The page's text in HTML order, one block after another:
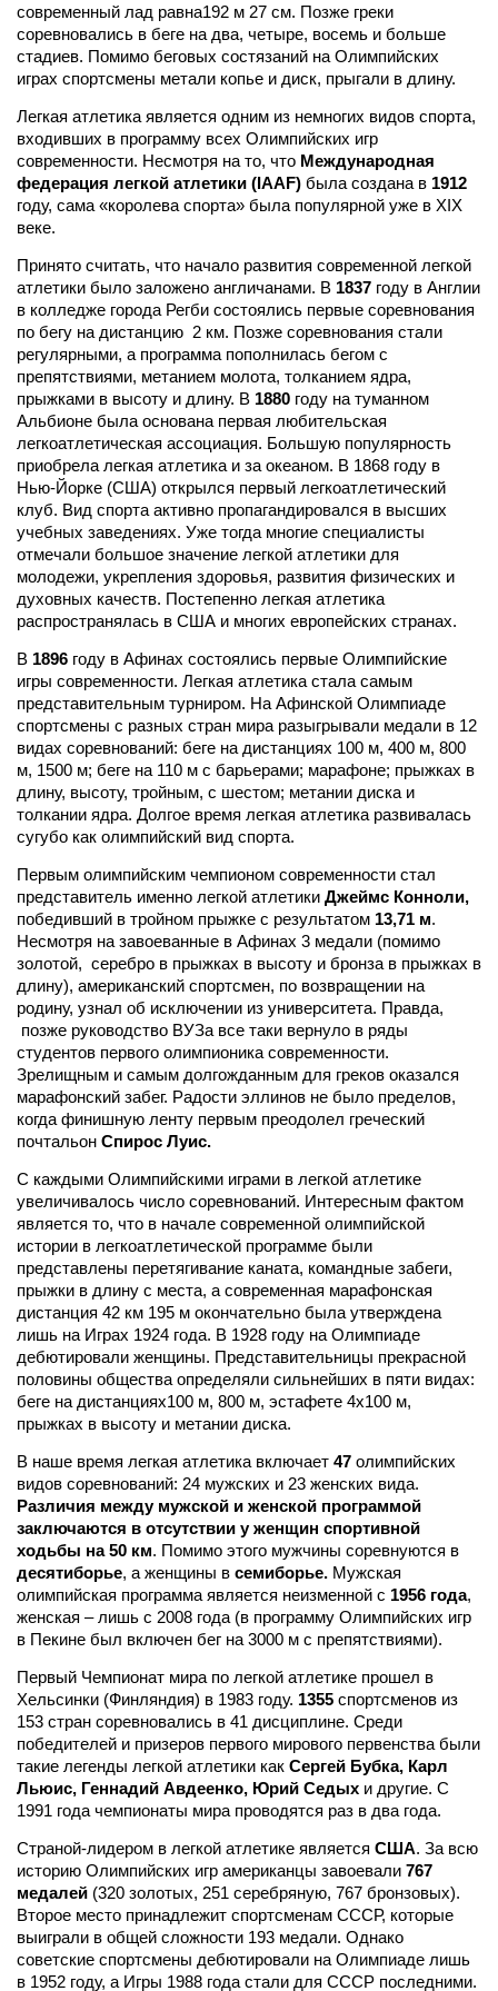
современный лад равна192 м 27 см. Позже греки
соревновались в беге на два, четыре, восемь и больше
стадиев. Помимо беговых состязаний на Олимпийских
играх спортсмены метали копье и диск, прыгали в длину.
Легкая атлетика является одним из немногих видов спорта,
входивших в программу всех Олимпийских игр
современности. Несмотря на то, что Международная
федерация легкой атлетики (IAAF) была создана в 1912
году, сама «королева спорта» была популярной уже в XIX
веке.
Принято считать, что начало развития современной легкой
атлетики было заложено англичанами. В 1837 году в Англии
в колледже города Регби состоялись первые соревнования
по бегу на дистанцию 2 км. Позже соревнования стали
регулярными, а программа пополнилась бегом с
препятствиями, метанием молота, толканием ядра,
прыжками в высоту и длину. В 1880 году на туманном
Альбионе была основана первая любительская
легкоатлетическая ассоциация. Большую популярность
приобрела легкая атлетика и за океаном. В 1868 году в
Нью-Йорке (США) открылся первый легкоатлетический
клуб. Вид спорта активно пропагандировался в высших
учебных заведениях. Уже тогда многие специалисты
отмечали большое значение легкой атлетики для
молодежи, укрепления здоровья, развития физических и
духовных качеств. Постепенно легкая атлетика
распространялась в США и многих европейских странах.
В 1896 году в Афинах состоялись первые Олимпийские
игры современности. Легкая атлетика стала самым
представительным турниром. На Афинской Олимпиаде
спортсмены с разных стран мира разыгрывали медали в 12
видах соревнований: беге на дистанциях 100 м, 400 м, 800
м, 1500 м; беге на 110 м с барьерами; марафоне; прыжках в
длину, высоту, тройным, с шестом; метании диска и
толкании ядра. Долгое время легкая атлетика развивалась
сугубо как олимпийский вид спорта.
Первым олимпийским чемпионом современности стал
представитель именно легкой атлетики Джеймс Конноли,
победивший в тройном прыжке с результатом 13,71 м.
Несмотря на завоеванные в Афинах 3 медали (помимо
золотой, серебро в прыжках в высоту и бронза в прыжках в
длину), американский спортсмен, по возвращении на
родину, узнал об исключении из университета. Правда,
позже руководство ВУЗа все таки вернуло в ряды
студентов первого олимпионика современности.
Зрелищным и самым долгожданным для греков оказался
марафонский забег. Радости эллинов не было пределов,
когда финишную ленту первым преодолел греческий
почтальон Спирос Луис.
С каждыми Олимпийскими играми в легкой атлетике
увеличивалось число соревнований. Интересным фактом
является то, что в начале современной олимпийской
истории в легкоатлетической программе были
представлены перетягивание каната, командные забеги,
прыжки в длину с места, а современная марафонская
дистанция 42 км 195 м окончательно была утверждена
лишь на Играх 1924 года. В 1928 году на Олимпиаде
дебютировали женщины. Представительницы прекрасной
половины общества определяли сильнейших в пяти видах:
беге на дистанциях100 м, 800 м, эстафете 4х100 м,
прыжках в высоту и метании диска.
В наше время легкая атлетика включает 47 олимпийских
видов соревнований: 24 мужских и 23 женских вида.
Различия между мужской и женской программой
заключаются в отсутствии у женщин спортивной
ходьбы на 50 км. Помимо этого мужчины соревнуются в
десятиборье, а женщины в семиборье. Мужская
олимпийская программа является неизменной с 1956 года,
женская – лишь с 2008 года (в программу Олимпийских игр
в Пекине был включен бег на 3000 м с препятствиями).
Первый Чемпионат мира по легкой атлетике прошел в
Хельсинки (Финляндия) в 1983 году. 1355 спортсменов из
153 стран соревновались в 41 дисциплине. Среди
победителей и призеров первого мирового первенства были
такие легенды легкой атлетики как Сергей Бубка, Карл
Льюис, Геннадий Авдеенко, Юрий Седых и другие. С
1991 года чемпионаты мира проводятся раз в два года.
Страной-лидером в легкой атлетике является США. За всю
историю Олимпийских игр американцы завоевали 767
медалей (320 золотых, 251 серебряную, 767 бронзовых).
Второе место принадлежит спортсменам СССР, которые
выиграли в общей сложности 193 медали. Однако
советские спортсмены дебютировали на Олимпиаде лишь
в 1952 году, а Игры 1988 года стали для СССР последними.